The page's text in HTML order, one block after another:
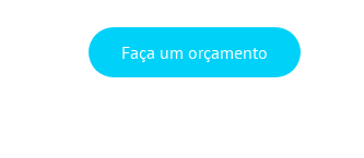
Faça um orçamento